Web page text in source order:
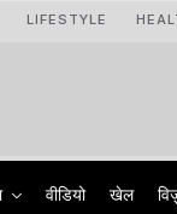
LIFESTYLE
वीडियो खेल